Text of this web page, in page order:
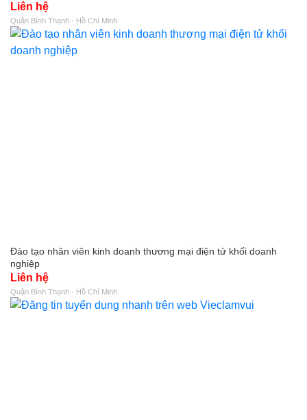
Liên hệ
Quận Bình Thạnh - Hồ Chí Minh
Đào tạo nhân viên kinh doanh thương mại điện tử khối doanh
nghiệp
Liên hệ
Quận Bình Thạnh - Hồ Chí Minh